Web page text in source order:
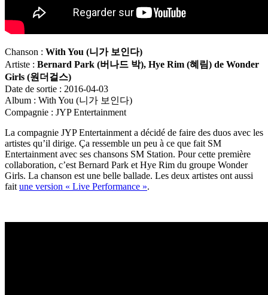
Chanson : With You (니가 보인다)
Artiste : Bernard Park (버나드 박), Hye Rim (혜림) de Wonder
Girls (원더걸스)
Date de sortie : 2016-04-03
Album : With You (니가 보인다)
Compagnie : JYP Entertainment
La compagnie JYP Entertainment a décidé de faire des duos avec les
artistes qu’il dirige. Ça ressemble un peu à ce que fait SM
Entertainment avec ses chansons SM Station. Pour cette première
collaboration, c’est Bernard Park et Hye Rim du groupe Wonder
Girls. La chanson est une belle ballade. Les deux artistes ont aussi
fait une version « Live Performance ».